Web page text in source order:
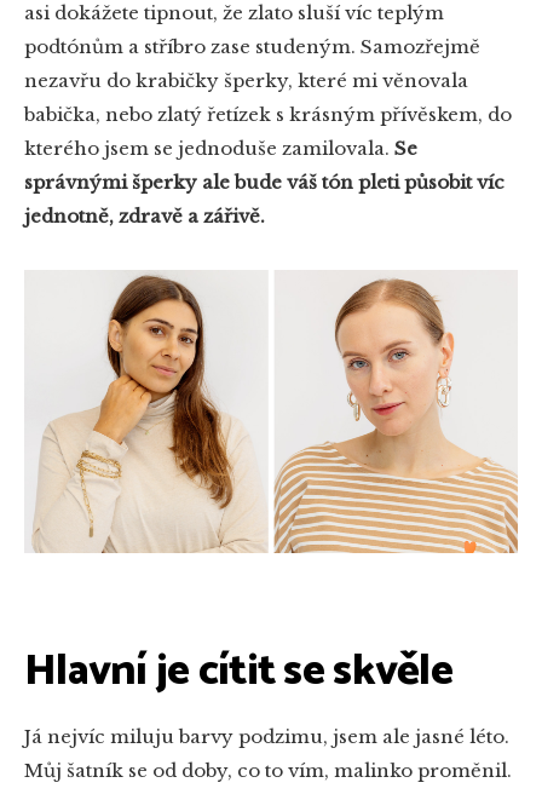
asi dokážete tipnout, že zlato sluší víc teplým
podtónům a stříbro zase studeným. Samozřejmě
nezavřu do krabičky šperky, které mi věnovala
babička, nebo zlatý řetízek s krásným přívěskem, do
kterého jsem se jednoduše zamilovala. Se
správnými šperky ale bude váš tón pleti působit víc
jednotně, zdravě a zářivě.
Hlavní je cítit se skvěle
Já nejvíc miluju barvy podzimu, jsem ale jasné léto.
Můj šatník se od doby, co to vím, malinko proměnil.